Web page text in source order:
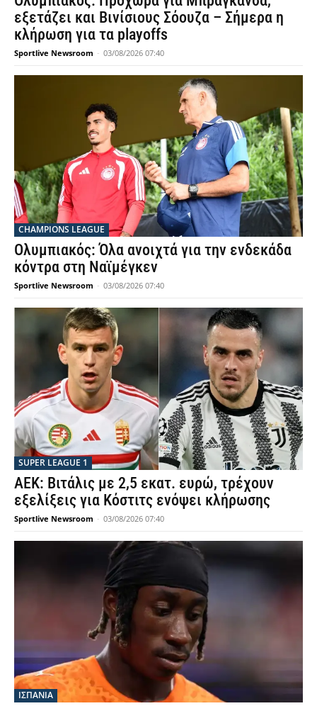
εξετάζει και Βινίσιους Σόουζα – Σήμερα η
κλήρωση για τα playoffs
Sportlive Newsroom - 03/08/2026 07:40
CHAMPIONS LEAGUE
Ολυμπιακός: Όλα ανοιχτά για την ενδεκάδα
κόντρα στη Ναϊμέγκεν
Sportlive Newsroom - 03/08/2026 07:40
SUPER LEAGUE 1
ΑΕΚ: Βιτάλις με 2,5 εκατ. ευρώ, τρέχουν
εξελίξεις για Κόστιτς ενόψει κλήρωσης
Sportlive Newsroom - 03/08/2026 07:40
ΙΣΠΑΝΙΑ